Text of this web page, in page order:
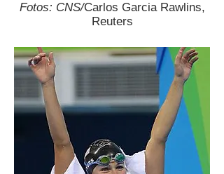
Fotos: CNS/Carlos Garcia Rawlins,
Reuters